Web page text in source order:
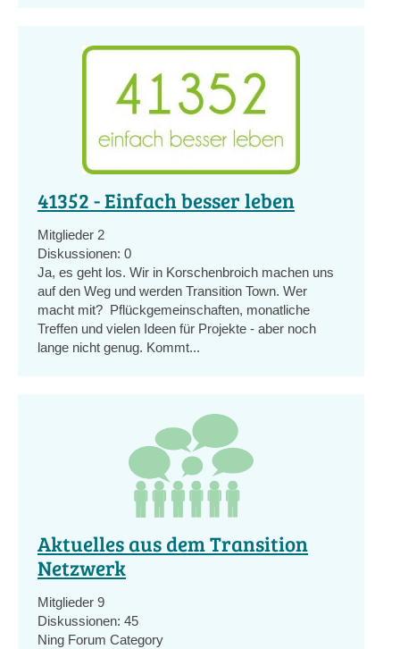
41352 - Einfach besser leben
Mitglieder 2
Diskussionen: 0
Ja, es geht los. Wir in Korschenbroich machen uns
auf den Weg und werden Transition Town. Wer
macht mit? Pflückgemeinschaften, monatliche
Treffen und vielen Ideen für Projekte - aber noch
lange nicht genug. Kommt...
Aktuelles aus dem Transition
Netzwerk
Mitglieder 9
Diskussionen: 45
Ning Forum Category